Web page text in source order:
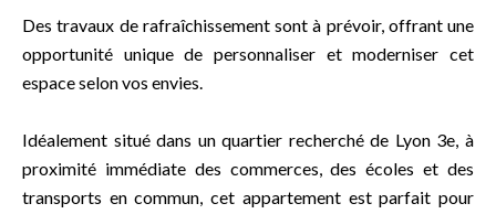
Des travaux de rafraîchissement sont à prévoir, offrant une
opportunité unique de personnaliser et moderniser cet
espace selon vos envies.
Idéalement situé dans un quartier recherché de Lyon 3e, à
proximité immédiate des commerces, des écoles et des
transports en commun, cet appartement est parfait pour